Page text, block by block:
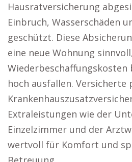
Hausratversicherung
Einbruch, Wasserschäden
geschützt. Diese
eine neue Wohnung
Wiederbeschaffungskosten
hoch ausfallen.
Extraleistungen wie der
Einzelzimmer und der
wertvoll für Komfort und